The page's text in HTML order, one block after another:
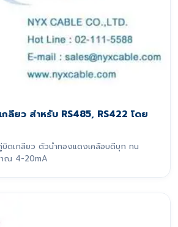
ลียว สำหรับ RS485, RS422 โดย
ดเกลียว ตัวนำทองแดงเคลือบดีบุก ทน
ณ 4-20mA